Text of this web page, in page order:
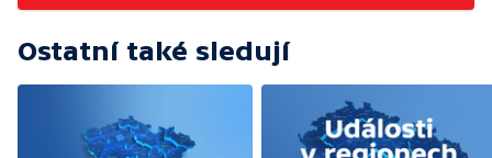
Ostatní také sledují